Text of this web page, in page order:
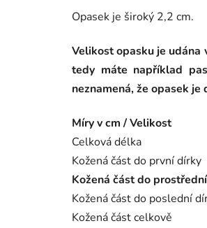
Opasek je široký 2,2 cm.
Velikost opasku je udána
tedy máte například
neznamená, že opasek
Míry v cm / Velikost
Celková délka
Kožená část do první dírky
Kožená část do
Kožená část do poslední
Kožená část celkově